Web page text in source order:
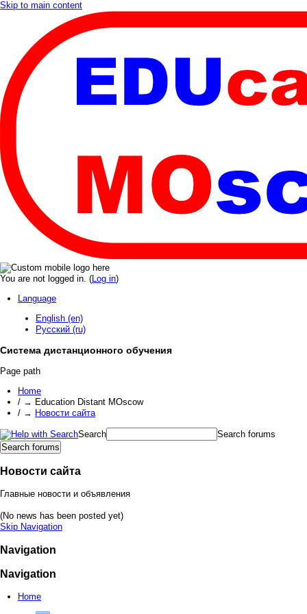
Skip to main content
You are not logged in. (Log in)
Language
English (en)
Русский (ru)
Система дистанционного обучения
Page path
Home
/ → Education Distant MOscow
/ → Новости сайта
Search Search forums
Новости сайта
Главные новости и объявления
(No news has been posted yet)
Skip Navigation
Navigation
Navigation
Home